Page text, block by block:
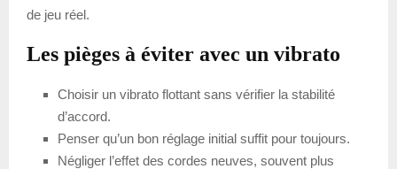
de jeu réel.
Les pièges à éviter avec un vibrato
Choisir un vibrato flottant sans vérifier la stabilité
d’accord.
Penser qu’un bon réglage initial suffit pour toujours.
Négliger l’effet des cordes neuves, souvent plus